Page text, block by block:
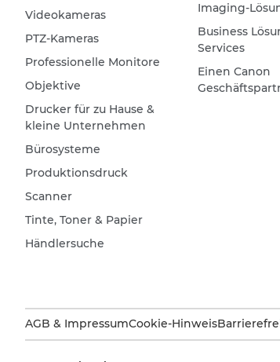
Videokameras
PTZ-Kameras
Professionelle Monitore
Objektive
Drucker für zu Hause &
kleine Unternehmen
Bürosysteme
Produktionsdruck
Scanner
Tinte, Toner & Papier
Händlersuche
Imaging-
Business
Services
Einen Canon
AGB & ImpressumCookie-Hinweis